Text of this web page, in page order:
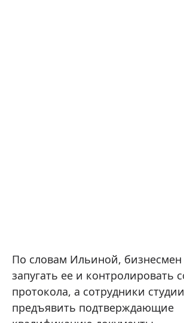
По словам Ильиной, бизнесмен
запугать ее и контролировать
протокола, а сотрудники
предъявить подтверждающие